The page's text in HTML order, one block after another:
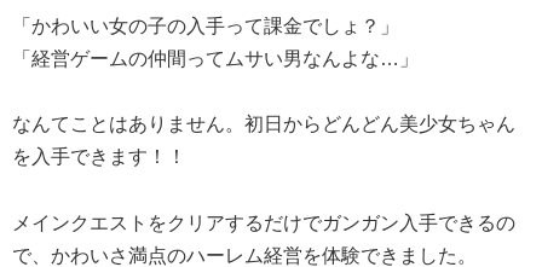
「かわいい女の子の入手って課金でしょ？」
「経営ゲームの仲間ってムサい男なんよな…」
なんてことはありません。初日からどんどん美少女ちゃん
を入手できます！！
メインクエストをクリアするだけでガンガン入手できるの
で、かわいさ満点のハーレム経営を体験できました。